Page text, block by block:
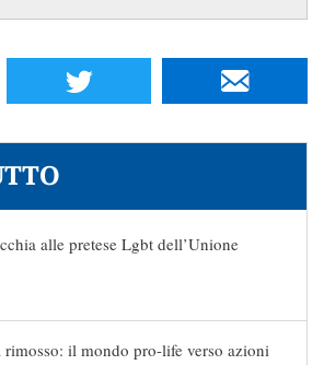
alle pretese Lgbt dell’Unione
rimosso: il mondo pro-life verso azioni